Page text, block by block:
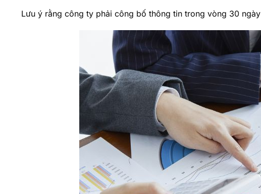
Lưu ý rằng công ty phải công bố thông tin trong vòng 30